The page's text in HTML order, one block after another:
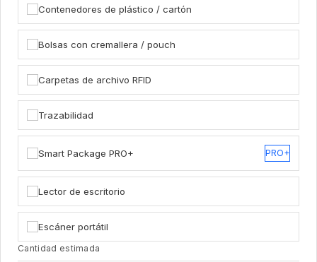
Contenedores de plástico / cartón
Bolsas con cremallera / pouch
Carpetas de archivo RFID
Trazabilidad
Smart Package PRO+ PRO+
Lector de escritorio
Escáner portátil
Cantidad estimada